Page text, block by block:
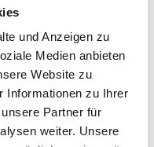
und Anzeigen zu
Medien anbieten
Website zu
Informationen zu Ihrer
Partner für
weiter. Unsere
Tomo hat dem